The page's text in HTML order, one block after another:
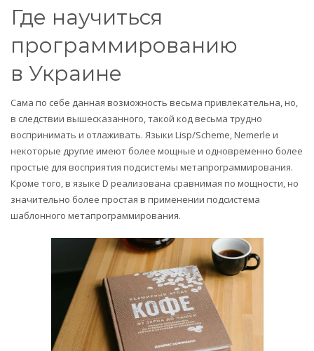
Где научиться
программированию
в Украине
Сама по себе данная возможность весьма привлекательна, но,
в следствии вышесказанного, такой код весьма трудно
воспринимать и отлаживать. Языки Lisp/Scheme, Nemerle и
некоторые другие имеют более мощные и одновременно более
простые для восприятия подсистемы метапрограммирования.
Кроме того, в языке D реализована сравнимая по мощности, но
значительно более простая в применении подсистема
шаблонного метапрограммирования.